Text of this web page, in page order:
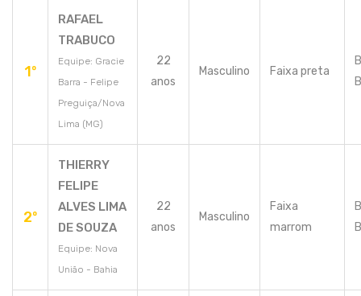
1º
RAFAEL
TRABUCO
Equipe: Gracie
Barra - Felipe
Preguiça/Nova
Lima (MG)
22
anos
Masculino Faixa preta
2º
THIERRY
FELIPE
ALVES LIMA
DE SOUZA
Equipe: Nova
União - Bahia
22
anos
Masculino
Faixa
marrom